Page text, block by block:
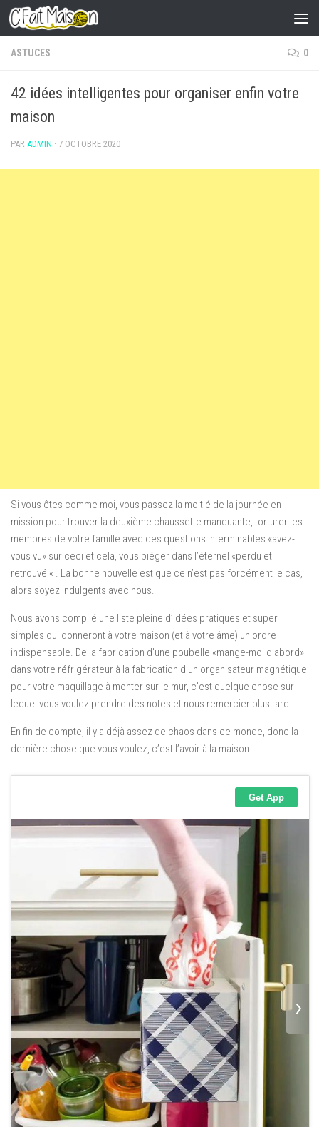
Skip to content
ASTUCES 0
42 idées intelligentes pour organiser enfin votre
maison
PAR ADMIN · 7 OCTOBRE 2020
Si vous êtes comme moi, vous passez la moitié de la journée en
mission pour trouver la deuxième chaussette manquante, torturer les
membres de votre famille avec des questions interminables «avez-
vous vu» sur ceci et cela, vous piéger dans l’éternel «perdu et
retrouvé « . La bonne nouvelle est que ce n’est pas forcément le cas,
alors soyez indulgents avec nous.
Nous avons compilé une liste pleine d’idées pratiques et super
simples qui donneront à votre maison (et à votre âme) un ordre
indispensable. De la fabrication d’une poubelle «mange-moi d’abord»
dans votre réfrigérateur à la fabrication d’un organisateur magnétique
pour votre maquillage à monter sur le mur, c’est quelque chose sur
lequel vous voulez prendre des notes et nous remercier plus tard.
En fin de compte, il y a déjà assez de chaos dans ce monde, donc la
dernière chose que vous voulez, c’est l’avoir à la maison.